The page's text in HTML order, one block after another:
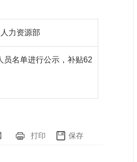
力资源部
员名单进行公示，补贴62
】 打印 保存